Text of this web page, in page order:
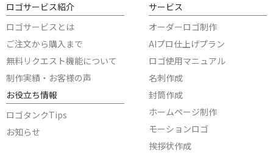
ロゴサービス紹介
ロゴサービスとは
ご注文から購入まで
無料リクエスト機能について
制作実績・お客様の声
お役立ち情報
ロゴタンクTips
お知らせ
サービス
オーダーロゴ制作
AIプロ仕上げプラン
ロゴ使用マニュアル
名刺作成
封筒作成
ホームページ制作
モーションロゴ
挨拶状作成